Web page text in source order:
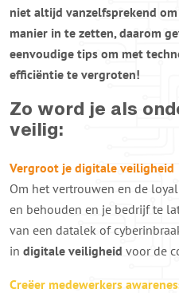
niet altijd vanzelfsprekend
manier in te zetten, daarom
eenvoudige tips om met
efficiëntie te vergroten!
Zo word je als
veilig:
Vergroot je digitale veiligheid
Om het vertrouwen en de
en behouden en je bedrijf te
van een datalek of
in digitale veiligheid voor de
Creëer medewerkers